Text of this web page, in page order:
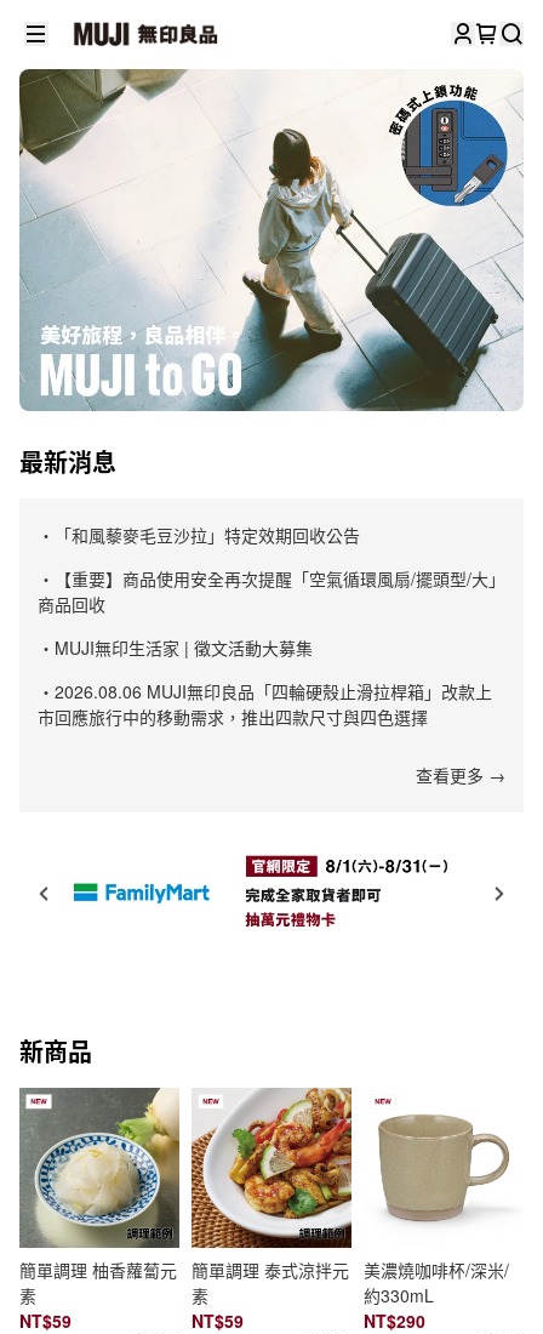
最新消息
・「和風藜麥毛豆沙拉」特定效期回收公告
・【重要】商品使用安全再次提醒「空氣循環風扇/擺頭型/大」
商品回收
・MUJI無印生活家 | 徵文活動大募集
・2026.08.06 MUJI無印良品「四輪硬殼止滑拉桿箱」改款上
市回應旅行中的移動需求，推出四款尺寸與四色選擇
查看更多 →
新商品
簡單調理 柚香蘿蔔元
素
NT$59
簡單調理 泰式涼拌元
素
NT$59
美濃燒咖啡杯/深米/
約330mL
NT$290